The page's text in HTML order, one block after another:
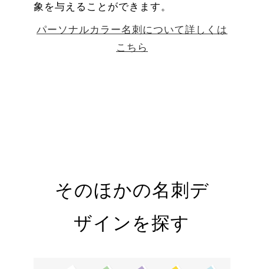
象を与えることができます。
パーソナルカラー名刺について詳しくは
こちら
そのほかの名刺デ
ザインを探す